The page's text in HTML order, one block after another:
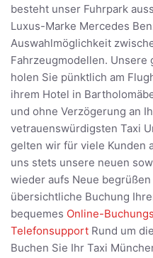
besteht unser Fuhrpark
Luxus-Marke Mercedes
Auswahlmöglichkeit
Fahrzeugmodellen.
holen Sie pünktlich am
ihrem Hotel in
und ohne Verzögerung an
vetrauenswürdigsten Taxi
gelten wir für viele Kunden
uns stets unsere neuen
wieder aufs Neue
übersichtliche Buchung
bequemes Online-
Telefonsupport Rund um
Buchen Sie Ihr Taxi